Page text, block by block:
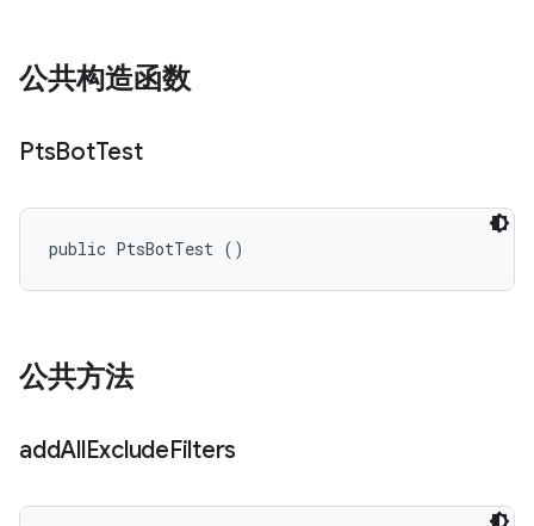
公共构造函数
PtsBotTest
public PtsBotTest ()
公共方法
addAllExcludeFilters